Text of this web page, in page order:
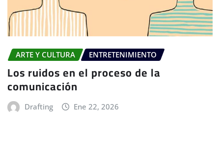
ARTE Y CULTURA ENTRETENIMIENTO
Los ruidos en el proceso de la
comunicación
Drafting Ene 22, 2026